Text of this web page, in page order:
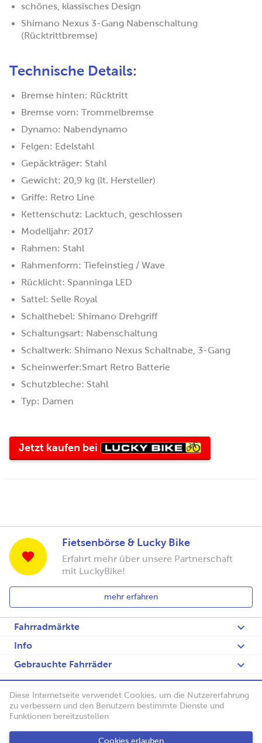
Diese Internetseite verwendet Cookies, um die Nutzererfahrung
zu verbessern und den Benutzern bestimmte Dienste und
Funktionen bereitzustellen
Cookies erlauben
schönes, klassisches Design
Shimano Nexus 3-Gang Nabenschaltung
(Rücktrittbremse)
Technische Details:
Bremse hinten: Rücktritt
Bremse vorn: Trommelbremse
Dynamo: Nabendynamo
Felgen: Edelstahl
Gepäckträger: Stahl
Gewicht: 20,9 kg (lt. Hersteller)
Griffe: Retro Line
Kettenschutz: Lacktuch, geschlossen
Modelljahr: 2017
Rahmen: Stahl
Rahmenform: Tiefeinstieg / Wave
Rücklicht: Spanninga LED
Sattel: Selle Royal
Schalthebel: Shimano Drehgriff
Schaltungsart: Nabenschaltung
Schaltwerk: Shimano Nexus Schaltnabe, 3-Gang
Scheinwerfer:Smart Retro Batterie
Schutzbleche: Stahl
Typ: Damen
Jetzt kaufen bei
Bike
Fietsenbörse & Lucky Bike
Erfahrt mehr über unsere Partnerschaft
mit LuckyBike!
mehr erfahren
Fahrradmärkte
Info
Gebrauchte Fahrräder
Fietsenblog
English